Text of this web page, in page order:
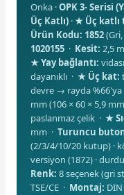
Onka ·OPK 3- Serisi
Üç Katlı) ·★ Üç katlı
Ürün Kodu: 1852(Gri,
1020155 · Kesit: 2,5
★ Yay bağlantı:
dayanıklı · ★ Üç kat:
devre → rayda
mm (106 × 60 × 5,9
paslanmaz çelik · ★
mm · Turuncu
(2/3/4/10/20 kutup) ·
versiyon (1872) ·
Renk: 8 seçenek (gri
TSE/CE · Montaj: